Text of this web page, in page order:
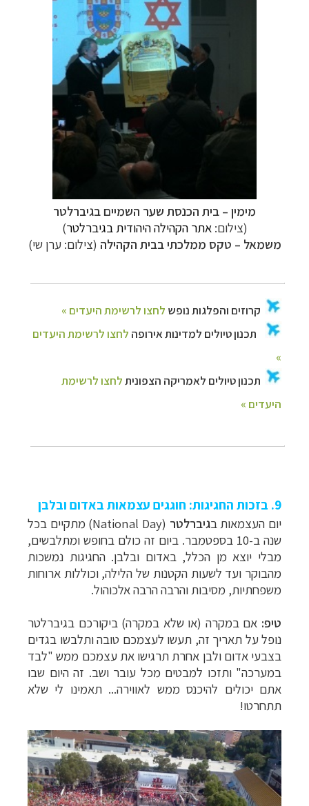
מימין – בית הכנסת שער השמיים בגיברלטר
(צילום:אתר הקהילה היהודית בגיברלטר)
משמאל – טקס ממלכתי בבית הקהילה (צילום: ערן שי)
9. בזכות החגיגות: חוגגים עצמאות באדום ובלבן
יום העצמאות בגיברלטר (
National Day) מתקיים בכל
שנה ב-10 בספטמבר. ביום זה כולם בחופש ומתלבשים,
מבלי יוצא מן הכלל, באדום ובלבן. החגיגות נמשכות
מהבוקר ועד לשעות הקטנות של הלילה, וכוללות ארוחות
משפחתיות, מסיבות והרבה הרבה אלכוהול.
טיפ: אם במקרה (או שלא במקרה) ביקורכם בגיברלטר
נופל על תאריך זה, תעשו לעצמכם טובה ותלבשו בגדים
בצבעי אדום ולבן אחרת תרגישו את עצמכם ממש "לבד
במערכה" ותזכו למבטים מכל עובר ושב. זה היום שבו
אתם יכולים להיכנס ממש לאווירה... תאמינו לי שלא
תתחרטו!